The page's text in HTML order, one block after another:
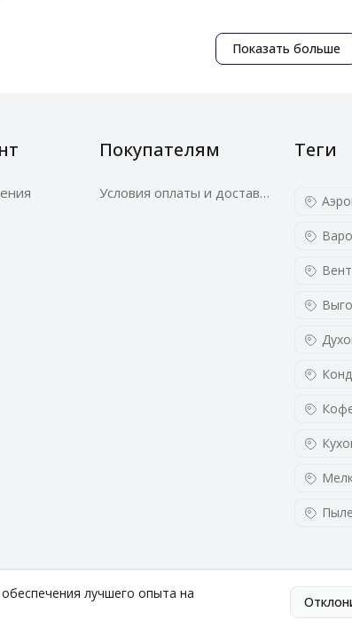
Nespresso Original.
Показать больше
Покупателям
Условия оплаты и доставки
Теги
лучшего опыта на